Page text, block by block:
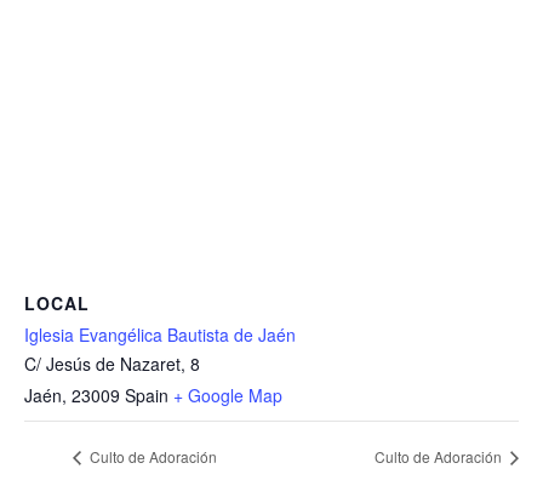
LOCAL
Iglesia Evangélica Bautista de Jaén
C/ Jesús de Nazaret, 8
Jaén, 23009 Spain + Google Map
Culto de Adoración Culto de Adoración